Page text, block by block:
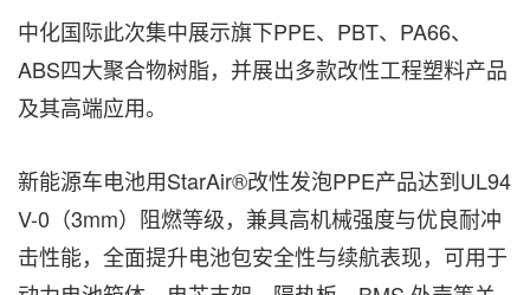
中化国际此次集中展示旗下PPE、PBT、PA66、
ABS四大聚合物树脂，并展出多款改性工程塑料产品
及其高端应用。
新能源车电池用StarAir®改性发泡PPE产品达到UL94
V-0（3mm）阻燃等级，兼具高机械强度与优良耐冲
击性能，全面提升电池包安全性与续航表现，可用于